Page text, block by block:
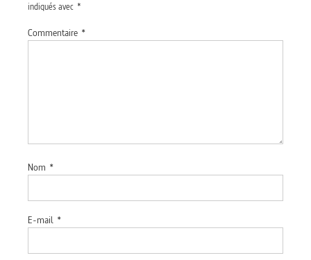
indiqués avec *
Commentaire *
Nom *
E-mail *